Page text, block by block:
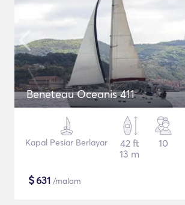
Beneteau Oceanis 411
Kapal Pesiar Berlayar
42 ft
13 m
10
$631 /malam